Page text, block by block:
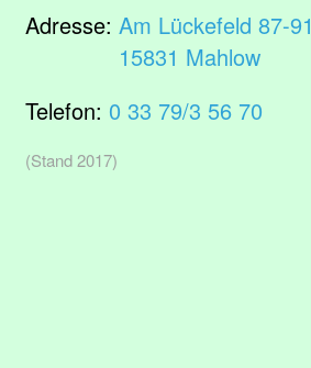
Adresse: Am Lückefeld 87-91
15831 Mahlow
Telefon: 0 33 79/3 56 70
(Stand 2017)